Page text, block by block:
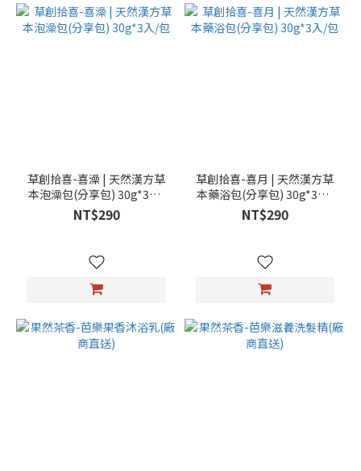
草創拾喜-喜澡 | 天然漢方草
本泡澡包(分享包) 30g*3入/
包
NT$290
草創拾喜-喜月 | 天然漢方草
本藥浴包(分享包) 30g*3入/
包
NT$290